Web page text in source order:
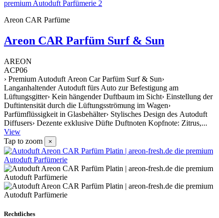
Areon CAR Parfüme
Areon CAR Parfüm Surf & Sun
AREON
ACP06
› Premium Autoduft Areon Car Parfüm Surf & Sun›
Langanhaltender Autoduft fürs Auto zur Befestigung am
Lüftungsgitter› Kein hängender Duftbaum im Sicht› Einstellung der
Duftintensität durch die Lüftungsströmung im Wagen›
Parfümflüssigkeit in Glasbehälter› Stylisches Design des Autoduft
Diffusers› Dezente exklusive Düfte Duftnoten Kopfnote: Zitrus,...
View
Tap to zoom
×
Rechtliches